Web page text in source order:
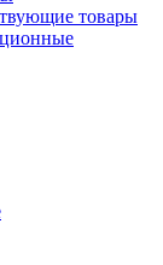
товары